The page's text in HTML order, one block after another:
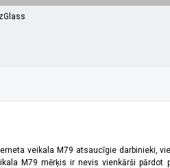
veikala M79 atsaucīgie darbinieki,
M79 mērķis ir nevis vienkārši